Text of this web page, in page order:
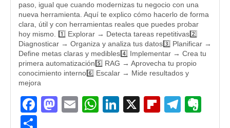
paso, igual que cuando modernizas tu negocio con una
nueva herramienta. Aquí te explico cómo hacerlo de forma
clara, útil y con herramientas reales que puedes probar
hoy mismo. 1️⃣ Explorar → Detecta tareas repetitivas2️⃣
Diagnosticar → Organiza y analiza tus datos3️⃣ Planificar →
Define metas claras y medibles4️⃣ Implementar → Crea tu
primera automatización5️⃣ RAG → Aprovecha tu propio
conocimiento interno6️⃣ Escalar → Mide resultados y
mejora
Facebook
Mastodon
EmailWhatsApp
LinkedIn
X Flipboard